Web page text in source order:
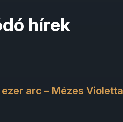
hírek
arc – Mézes Violetta